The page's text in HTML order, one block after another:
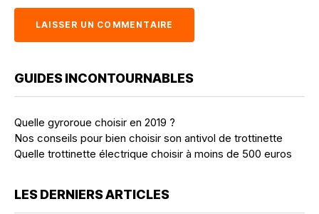
GUIDES INCONTOURNABLES
Quelle gyroroue choisir en 2019 ?
Nos conseils pour bien choisir son antivol de trottinette
Quelle trottinette électrique choisir à moins de 500 euros
LES DERNIERS ARTICLES